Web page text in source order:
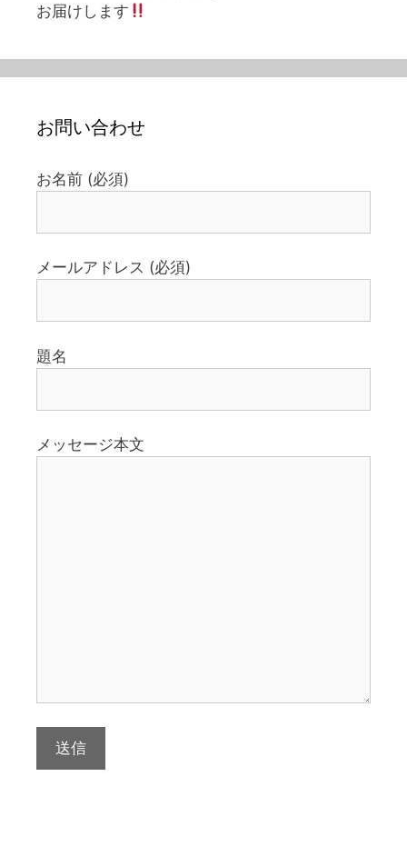
お届けします
お問い合わせ
お名前 (必須)
メールアドレス (必須)
題名
メッセージ本文